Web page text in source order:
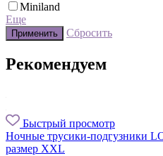
Miniland
Еще
Применить Сбросить
Рекомендуем
Быстрый просмотр
Ночные трусики-подгузники
размер XXL